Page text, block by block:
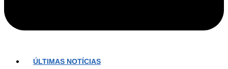
ÚLTIMAS NOTÍCIAS